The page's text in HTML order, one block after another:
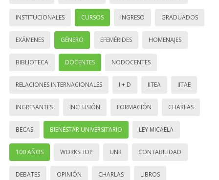
INSTITUCIONALES CURSOS INGRESO GRADUADOS
EXÁMENES GÉNERO EFEMÉRIDES HOMENAJES
BIBLIOTECA DOCENTES NODOCENTES
RELACIONES INTERNACIONALES I + D IITEA IITAE
INGRESANTES INCLUSIÓN FORMACIÓN CHARLAS
BECAS BIENESTAR UNIVERSITARIO LEY MICAELA
100 AÑOS WORKSHOP UNR CONTABILIDAD
DEBATES OPINIÓN CHARLAS LIBROS